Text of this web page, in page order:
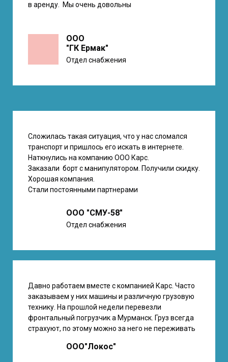
в аренду. Мы очень довольны
ООО
"ГК Ермак"
Отдел снабжения
Сложилась такая ситуация, что у нас сломался
транспорт и пришлось его искать в интернете.
Наткнулись на компанию ООО Карс.
Заказали борт с манипулятором. Получили скидку.
Хорошая компания.
Стали постоянными партнерами
ООО "СМУ-58"
Отдел снабжения
Давно работаем вместе с компанией Карс. Часто
заказываем у них машины и различную грузовую
технику. На прошлой недели перевезли
фронтальный погрузчик а Мурманск. Груз всегда
страхуют, по этому можно за него не переживать
ООО"Локос"